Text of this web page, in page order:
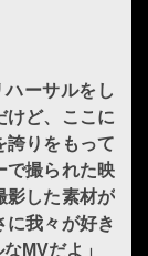
ハーサルをし
けど、ここに
誇りをもって
で撮られた映
影した素材が
に我々が好き
MVだよ」